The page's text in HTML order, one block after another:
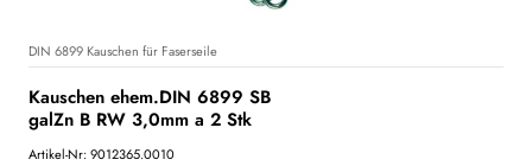
DIN 6899 Kauschen für Faserseile
Kauschen ehem.DIN 6899 SB
galZn B RW 3,0mm a 2 Stk
Artikel-Nr: 9012365.0010